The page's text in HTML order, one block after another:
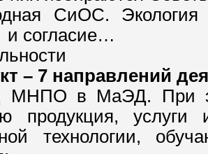
СиОС.
и согласие…
– 7 направлений
МНПО в МаЭД. При
продукция,
технологии,